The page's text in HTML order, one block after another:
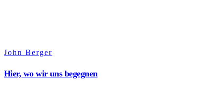
John Berger
Hier, wo wir uns begegnen